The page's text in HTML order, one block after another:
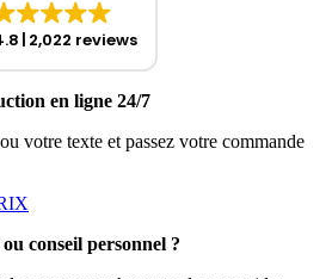
2,022 reviews
en ligne 24/7
votre texte et passez votre commande
conseil personnel ?